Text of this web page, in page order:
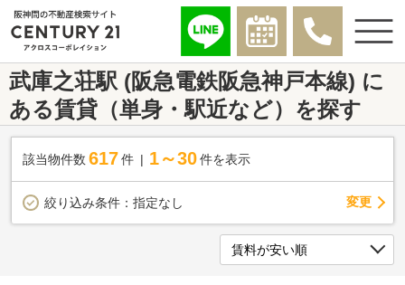
武庫之荘駅 (阪急電鉄阪急神戸本線) に
ある賃貸（単身・駅近など）を探す
該当物件数 617件 1～30 件を表示
絞り込み条件： 指定なし 変更